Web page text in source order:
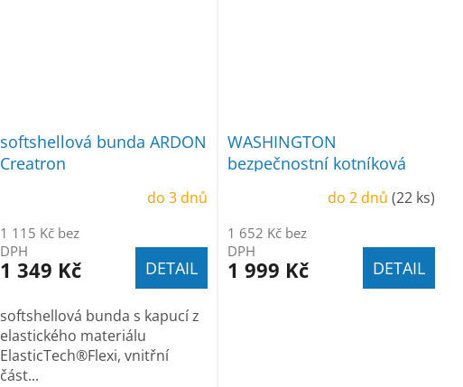
softshellová bunda ARDON
Creatron
do 3 dnů
1 115 Kč bez
DPH
1 349 Kč DETAIL
softshellová bunda s kapucí z
elastického materiálu
ElasticTech®Flexi, vnitřní
část...
WASHINGTON
bezpečnostní kotníková
do 2 dnů (22 ks)
1 652 Kč bez
DPH
1 999 Kč DETAIL